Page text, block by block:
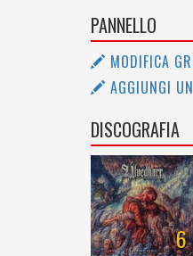
PANNELLO
MODIFICA
AGGIUNGI
DISCOGRAFIA
6